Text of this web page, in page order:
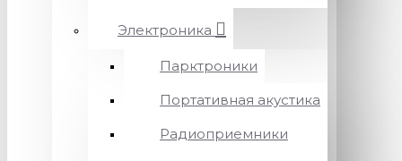
Электроника
Парктроники
Портативная акустика
Радиоприемники